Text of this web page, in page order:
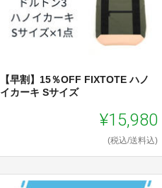
【早割】15％OFF FIXTOTE ハノ
イカーキ Sサイズ
¥15,980
(税込/送料込)